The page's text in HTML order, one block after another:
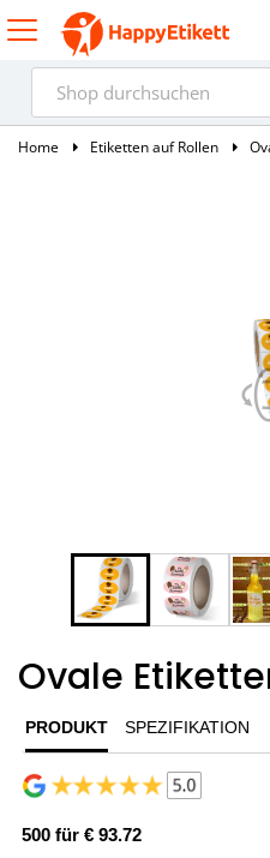
Home Etiketten auf Rollen
Ovale
PRODUKT SPEZIFIKATION
500 für € 93.72